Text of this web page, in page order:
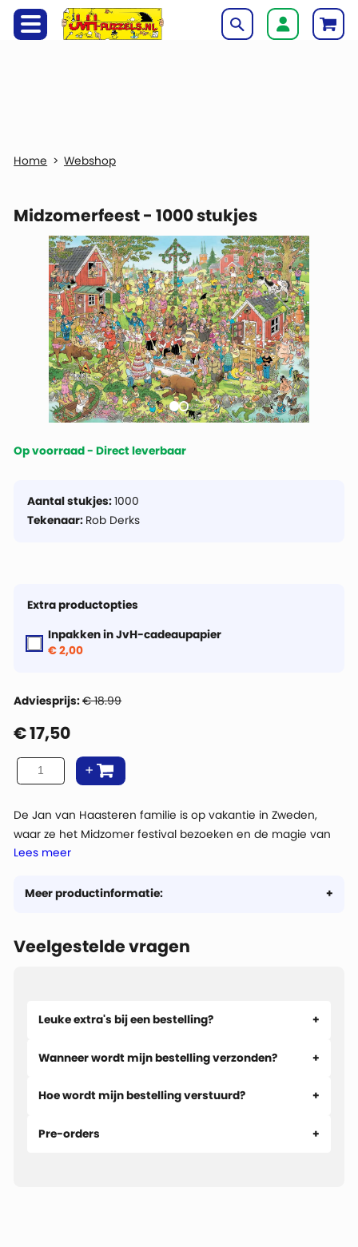
Webshop
Meer productinformatie:
Midzomerfeest - 1000 stukjes
Op voorraad - Direct leverbaar
De Jan van Haasteren familie is op vakantie in Zweden,
waar ze het Midzomer festival bezoeken en de magie van
de langste dag van het jaar ervaren. Een band speelt
opgetuigd. Schoonmoeder is te vinden bij de tafel vol met
Lees meer
Aantal stukjes:1000
Tekenaar: Rob Derks
Extra productopties
Inpakken in JvH-cadeaupapier
€ 2,00
Adviesprijs:€ 18.99
€17,50
Veelgestelde vragen
Leuke extra's bij een bestelling?
Wanneer wordt mijn bestelling verzonden?
Hoe wordt mijn bestelling verstuurd?
Pre-orders